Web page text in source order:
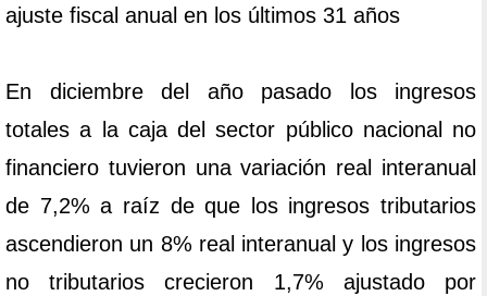
ajuste fiscal anual en los últimos 31 años
En diciembre del año pasado los ingresos
totales a la caja del sector público nacional no
financiero tuvieron una variación real interanual
de 7,2% a raíz de que los ingresos tributarios
ascendieron un 8% real interanual y los ingresos
no tributarios crecieron 1,7% ajustado por